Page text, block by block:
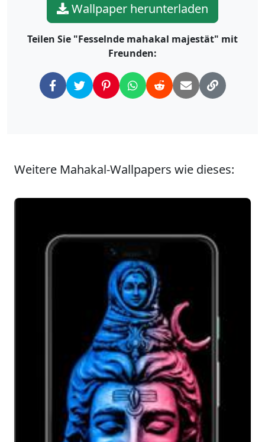
Wallpaper herunterladen
Teilen Sie "Fesselnde mahakal majestät" mit
Freunden:
Weitere Mahakal-Wallpapers wie dieses: